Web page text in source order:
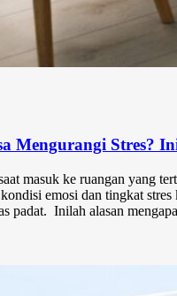
Mengurangi Stres?
masuk ke ruangan yang
emosi dan tingkat
padat. Inilah alasan